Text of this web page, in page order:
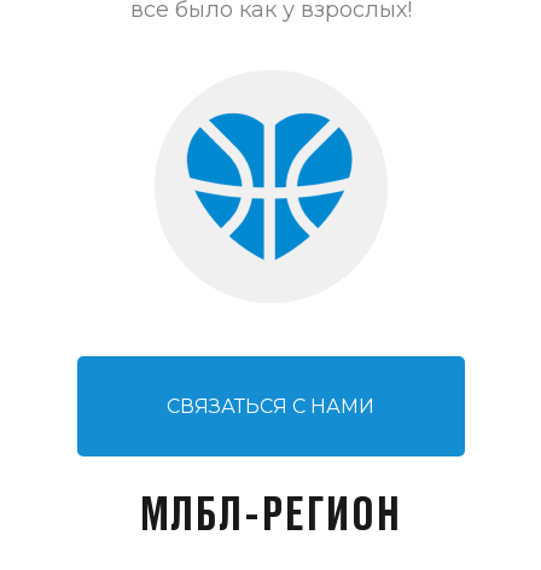
все было как у взрослых!
СВЯЗАТЬСЯ С НАМИ
МЛБЛ-РЕГИОН